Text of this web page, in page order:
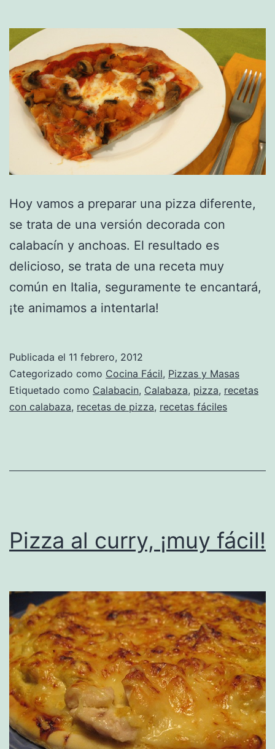
Hoy vamos a preparar una pizza diferente,
se trata de una versión decorada con
calabacín y anchoas. El resultado es
delicioso, se trata de una receta muy
común en Italia, seguramente te encantará,
¡te animamos a intentarla!
Publicada el 11 febrero, 2012
Categorizado como Cocina Fácil, Pizzas y Masas
Etiquetado como Calabacin, Calabaza, pizza, recetas
con calabaza, recetas de pizza, recetas fáciles
Pizza al curry, ¡muy fácil!